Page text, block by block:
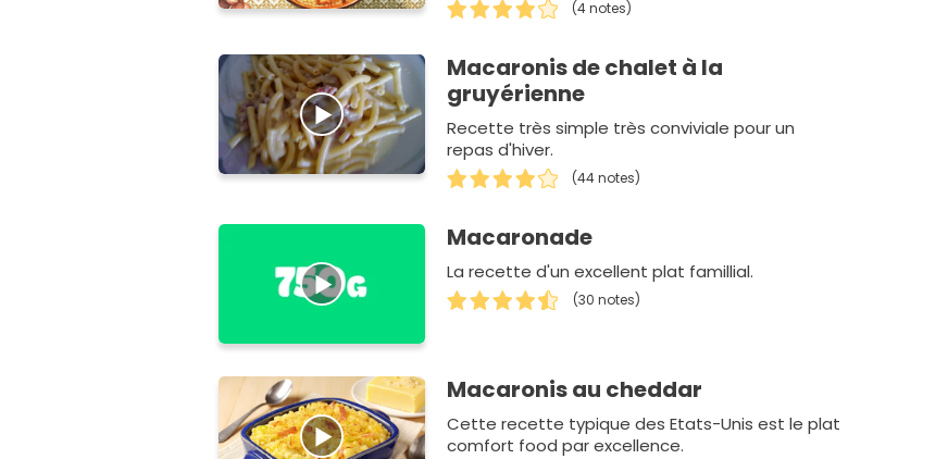
(4 notes)
Macaronis de chalet à la
gruyérienne
Recette très simple très conviviale pour un
repas d'hiver.
(44 notes)
Macaronade
La recette d'un excellent plat famillial.
(30 notes)
Macaronis au cheddar
Cette recette typique des Etats-Unis est le plat
comfort food par excellence.